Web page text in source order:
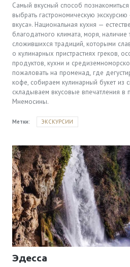
Самый вкусный способ
выбрать гастрономическую
вкуса». Национальная кухня —
благодатного климата, моря, наличие
сложившихся традиций, которыми
о кулинарных пристрастиях греков,
продуктов, кухни и
пожаловать на променад, где
кофе, собираем кулинарный букет из
складываем вкусовые впечатления в
Мнемосины.
Метки: ЭКСКУРСИИ
Эдесса